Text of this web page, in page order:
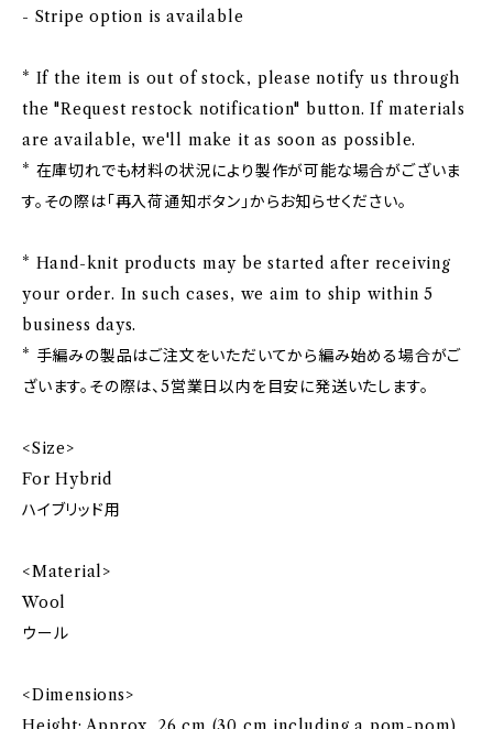
- Stripe option is available
* If the item is out of stock, please notify us through
the "Request restock notification" button. If materials
are available, we'll make it as soon as possible.
* 在庫切れでも材料の状況により製作が可能な場合がございま
す。その際は「再入荷通知ボタン」からお知らせください。
* Hand-knit products may be started after receiving
your order. In such cases, we aim to ship within 5
business days.
* 手編みの製品はご注文をいただいてから編み始める場合がご
ざいます。その際は、5営業日以内を目安に発送いたします。
<Size>
For Hybrid
ハイブリッド用
<Material>
Wool
ウール
<Dimensions>